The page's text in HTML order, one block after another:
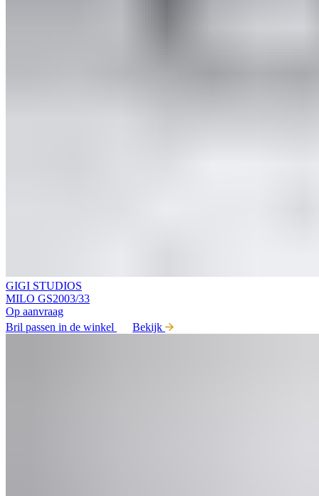
GIGI STUDIOS
MILO GS2003/33
Op aanvraag
Bril passen in de winkel
Bekijk